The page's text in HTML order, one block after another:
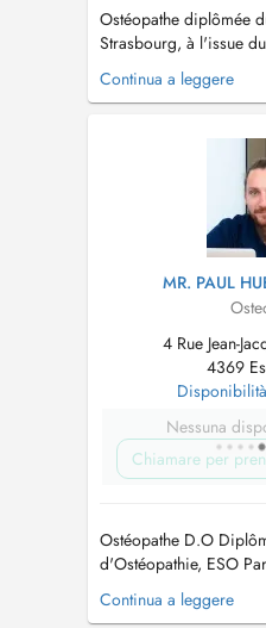
Ostéopathe diplômée
Strasbourg, à l'issue
en 5 ans, je propose
fondée sur l'écoute,
consultation. Chaque
un temps d'échange
Continua a leggere
MR. PAUL
4 Rue Jean-
4369
Nessuna
Chiamare per
Ostéopathe D.O
d'Ostéopathie, ESO
charge tissulaire,
en charge nourrissons,
Continua a leggere